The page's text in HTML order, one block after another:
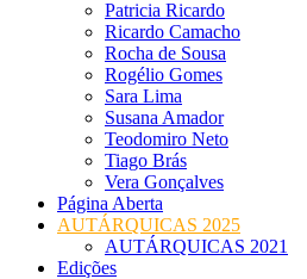
Patricia Ricardo
Ricardo Camacho
Rocha de Sousa
Rogélio Gomes
Sara Lima
Susana Amador
Teodomiro Neto
Tiago Brás
Vera Gonçalves
Página Aberta
AUTÁRQUICAS 2025
AUTÁRQUICAS 2021
Edições